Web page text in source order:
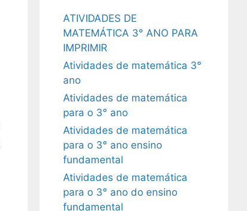
ATIVIDADES DE
MATEMÁTICA 3° ANO PARA
IMPRIMIR
Atividades de matemática 3°
ano
Atividades de matemática
para o 3° ano
Atividades de matemática
para o 3° ano ensino
fundamental
Atividades de matemática
para o 3° ano do ensino
fundamental